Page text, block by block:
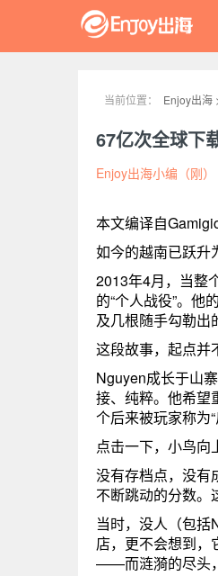
当前位置： Enjoy出海
67亿次全球下
Enjoy出海小编（刚）
本文编译自
如今的越南已跃升
2013年4月，当整
的“个人战役”。他
及几根随手勾勒出
这段故事，起点并
Nguyen成长于山
接、纯粹。他希望
个后来被玩家称为
点击一下，小鸟向
没有存档点，没有
不断跳动的分数
当时，没人（包括
店，更不会想到，
——而涟漪的尽头